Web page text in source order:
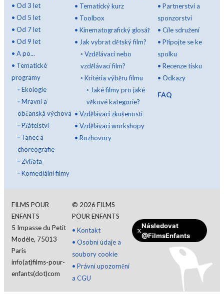
• Od 3 let
• Od 5 let
• Od 7 let
• Od 9 let
• A po...
• Tematické
programy
◦ Ekologie
◦ Mravní a
občanská výchova
◦ Přátelství
◦ Tanec a
choreografie
◦ Zvířata
◦ Komediální filmy
• Tematický kurz
• Toolbox
• Kinematografický glosář
• Jak vybrat dětský film?
◦ Vzdělávací nebo
vzdělávací film?
◦ Kritéria výběru filmu
◦ Jaké filmy pro jaké
věkové kategorie?
• Vzdělávací zkušenosti
• Vzdělávací workshopy
• Rozhovory
•Partnerství a
sponzorství
•Cíle sdružení
•Připojte se ke
spolku
•Recenze tisku
•Odkazy
FAQ
FILMS POUR
ENFANTS
5 Impasse du Petit
Modèle, 75013
Paris
info(at)films-pour-
enfants(dot)com
© 2026 FILMS
POUR ENFANTS
• Kontakt
• Osobní údaje a
soubory cookie
• Právní upozornění
a CGU
Následovat
@FilmsEnfants